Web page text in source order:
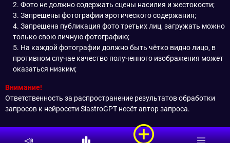
2. Фото не должно содержать сцены насилия и жестокости;
3. Запрещены фотографии эротического содержания;
4. Запрещена публикация фото третьих лиц, загружать можно
только свою личную фотографию;
5. На каждой фотографии должно быть чётко видно лицо, в
противном случае качество полученного изображения может
оказаться низким;
Внимание!
Ответственность за распространение результатов обработки
запросов к нейросети SiastroGPT несёт автор запроса.
📣